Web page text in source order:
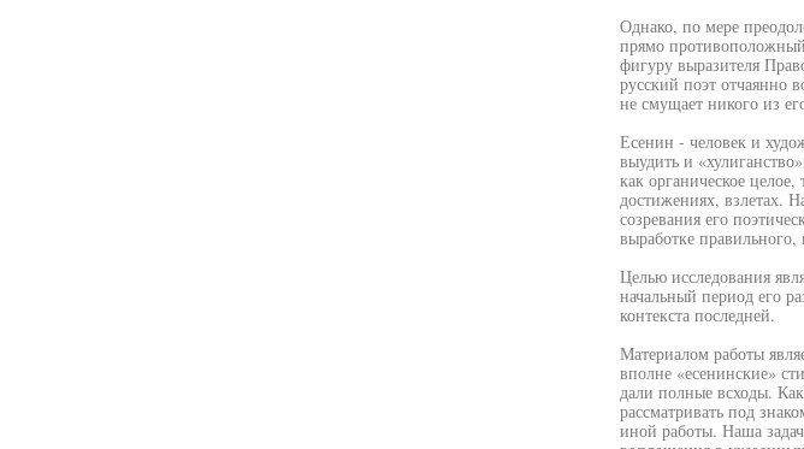
Однако, по мере
прямо
фигуру выразителя
русский поэт отчаянно
не смущает никого из
Есенин - человек и
выудить и
как органическое
достижениях, взлетах.
созревания его
выработке правильного,
Целью исследования
начальный период его
контекста последней.
Материалом работы
вполне «есенинские»
дали полные всходы.
рассматривать под
иной работы. Наша